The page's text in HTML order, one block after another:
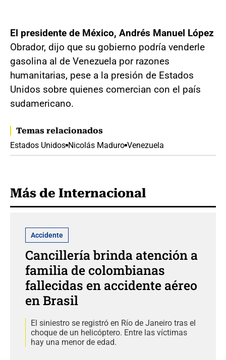
El presidente de México, Andrés Manuel López
Obrador, dijo que su gobierno podría venderle
gasolina al de Venezuela por razones
humanitarias, pese a la presión de Estados
Unidos sobre quienes comercian con el país
sudamericano.
Temas relacionados
Estados Unidos Nicolás Maduro Venezuela
Más de Internacional
Accidente
Cancillería brinda atención a
familia de colombianas
fallecidas en accidente aéreo
en Brasil
El siniestro se registró en Río de Janeiro tras el
choque de un helicóptero. Entre las víctimas
hay una menor de edad.